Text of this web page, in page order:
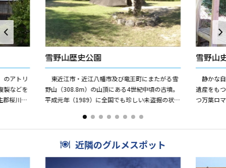
アトリ
製などを
郡桜川村
雪野山歴史公園
東近江市・近江八幡市及び竜王町にまたがる雪
野山（308.8m）の山頂にある4世紀中頃の古墳。
平成元年（1989）に全国でも珍しい未盗掘の状態
石室1基があり...
雪野山
静かな
遺産をも
つ万葉ロ
近隣のグルメスポット